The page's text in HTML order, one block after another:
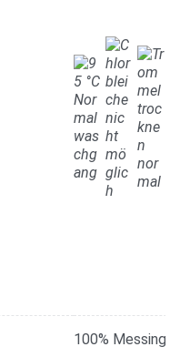
100% Messing